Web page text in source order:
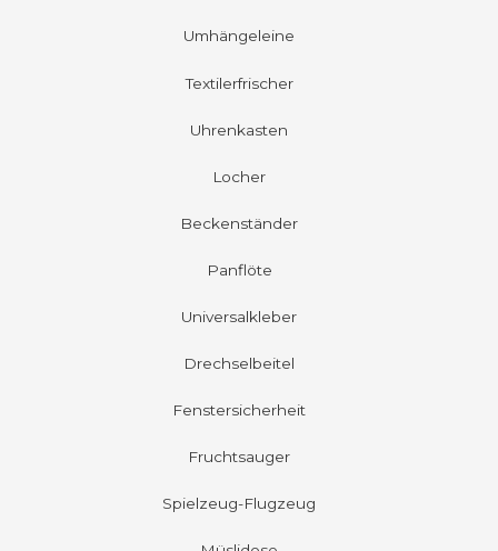
Umhängeleine
Textilerfrischer
Uhrenkasten
Locher
Beckenständer
Panflöte
Universalkleber
Drechselbeitel
Fenstersicherheit
Fruchtsauger
Spielzeug-Flugzeug